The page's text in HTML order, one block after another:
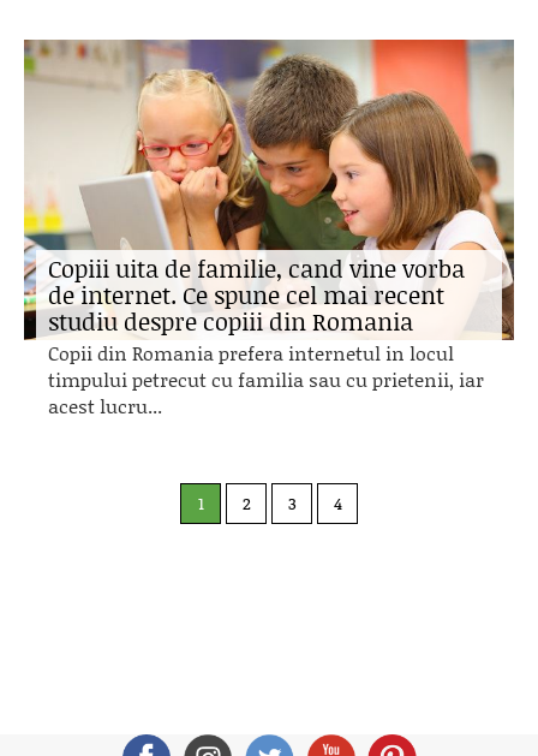
Copiii uita de familie, cand vine vorba
de internet. Ce spune cel mai recent
studiu despre copiii din Romania
Copii din Romania prefera internetul in locul
timpului petrecut cu familia sau cu prietenii, iar
acest lucru...
1 2 3 4